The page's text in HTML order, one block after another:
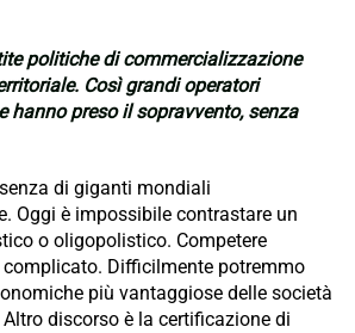
politiche di commercializzazione
Così grandi operatori
hanno preso il sopravvento, senza
di giganti mondiali
Oggi è impossibile contrastare un
o oligopolistico. Competere
complicato. Difficilmente potremmo
più vantaggiose delle società
discorso è la certificazione di